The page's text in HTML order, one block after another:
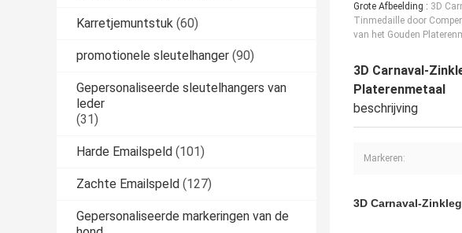
Karretjemuntstuk (60)
promotionele sleutelhanger (90)
Gepersonaliseerde sleutelhangers van
leder
(31)
Harde Emailspeld (101)
Zachte Emailspeld (127)
Gepersonaliseerde markeringen van de
Grote Afbeelding : 3D
Tinmedaille door
van het Gouden
3D Carnaval-
Platerenmetaal
beschrijving
Markeren:
3D Carnaval-